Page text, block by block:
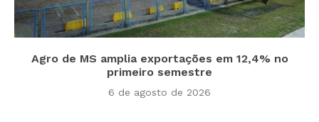
Agro de MS amplia exportações em 12,4% no
primeiro semestre
6 de agosto de 2026